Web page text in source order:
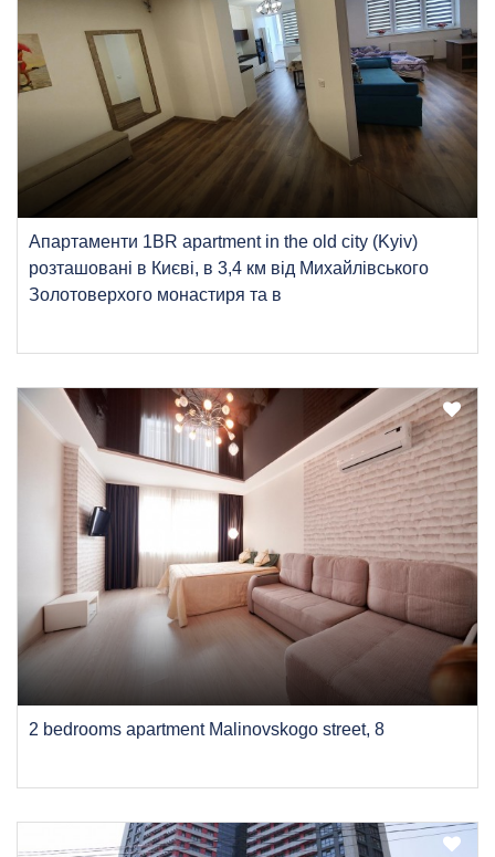
Апартаменти 1BR apartment in the old city (Kyiv)
розташовані в Києві, в 3,4 км від Михайлівського
Золотоверхого монастиря та в
2 bedrooms apartment Malinovskogo street, 8